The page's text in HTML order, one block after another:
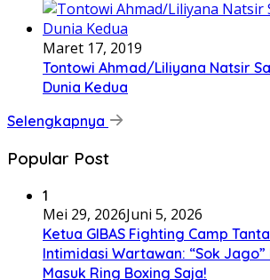
Maret 17, 2019
Tontowi Ahmad/Liliyana Natsir
Dunia Kedua
Selengkapnya
Popular Post
1
Mei 29, 2026Juni 5, 2026
Ketua GIBAS Fighting Camp
Intimidasi Wartawan: “Sok
Masuk Ring Boxing Saja!